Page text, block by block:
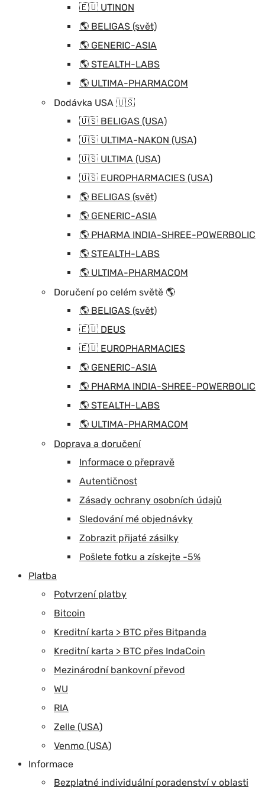
🇪🇺 UTINON
🌎 BELIGAS (svět)
🌎 GENERIC-ASIA
🌎 STEALTH-LABS
🌎 ULTIMA-PHARMACOM
Dodávka USA 🇺🇸
🇺🇸 BELIGAS (USA)
🇺🇸 ULTIMA-NAKON (USA)
🇺🇸 ULTIMA (USA)
🇺🇸 EUROPHARMACIES (USA)
🌎 BELIGAS (svět)
🌎 GENERIC-ASIA
🌎 PHARMA INDIA-SHREE-POWERBOLIC
🌎 STEALTH-LABS
🌎 ULTIMA-PHARMACOM
Doručení po celém světě 🌎
🌎 BELIGAS (svět)
🇪🇺 DEUS
🇪🇺 EUROPHARMACIES
🌎 GENERIC-ASIA
🌎 PHARMA INDIA-SHREE-POWERBOLIC
🌎 STEALTH-LABS
🌎 ULTIMA-PHARMACOM
Doprava a doručení
Informace o přepravě
Autentičnost
Zásady ochrany osobních údajů
Sledování mé objednávky
Zobrazit přijaté zásilky
Pošlete fotku a získejte -5%
Platba
Potvrzení platby
Bitcoin
Kreditní karta > BTC přes Bitpanda
Kreditní karta > BTC přes IndaCoin
Mezinárodní bankovní převod
WU
RIA
Zelle (USA)
Venmo (USA)
Informace
Bezplatné individuální poradenství v oblasti